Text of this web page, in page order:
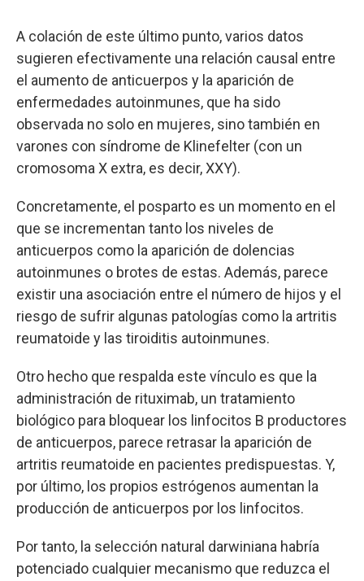
A colación de este último punto, varios datos
sugieren efectivamente una relación causal entre
el aumento de anticuerpos y la aparición de
enfermedades autoinmunes, que ha sido
observada no solo en mujeres, sino también en
varones con síndrome de Klinefelter (con un
cromosoma X extra, es decir, XXY).
Concretamente, el posparto es un momento en el
que se incrementan tanto los niveles de
anticuerpos como la aparición de dolencias
autoinmunes o brotes de estas. Además, parece
existir una asociación entre el número de hijos y el
riesgo de sufrir algunas patologías como la artritis
reumatoide y las tiroiditis autoinmunes.
Otro hecho que respalda este vínculo es que la
administración de rituximab, un tratamiento
biológico para bloquear los linfocitos B productores
de anticuerpos, parece retrasar la aparición de
artritis reumatoide en pacientes predispuestas. Y,
por último, los propios estrógenos aumentan la
producción de anticuerpos por los linfocitos.
Por tanto, la selección natural darwiniana habría
potenciado cualquier mecanismo que reduzca el